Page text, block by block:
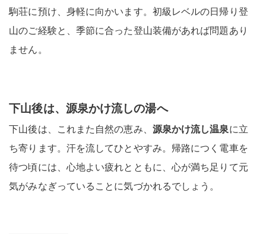
駒荘に預け、身軽に向かいます。初級レベルの日帰り登
山のご経験と、季節に合った登山装備があれば問題あり
ません。
下山後は、源泉かけ流しの湯へ
下山後は、これまた自然の恵み、 源泉かけ流し温泉に立
ち寄ります。汗を流してひとやすみ。帰路につく電車を
待つ頃には、心地よい疲れとともに、心が満ち足りて元
気がみなぎっていることに気づかれるでしょう。